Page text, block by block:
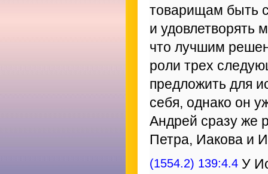
товарищам быть
и удовлетворять
что лучшим
роли трех
предложить для
себя, однако он
Андрей сразу же
Петра, Иакова и
(1554.2) 139:4.4 У